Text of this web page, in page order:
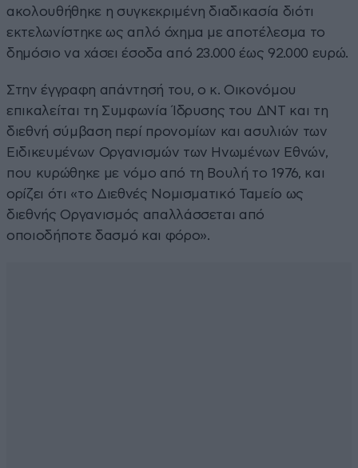
ακολουθήθηκε η συγκεκριμένη διαδικασία διότι
εκτελωνίστηκε ως απλό όχημα με αποτέλεσμα το
δημόσιο να χάσει έσοδα από 23.000 έως 92.000 ευρώ.
Στην έγγραφη απάντησή του, ο κ. Οικονόμου
επικαλείται τη Συμφωνία Ίδρυσης του ΔΝΤ και τη
διεθνή σύμβαση περί προνομίων και ασυλιών των
Ειδικευμένων Οργανισμών των Ηνωμένων Εθνών,
που κυρώθηκε με νόμο από τη Βουλή το 1976, και
ορίζει ότι «το Διεθνές Νομισματικό Ταμείο ως
διεθνής Οργανισμός απαλλάσσεται από
οποιοδήποτε δασμό και φόρο».